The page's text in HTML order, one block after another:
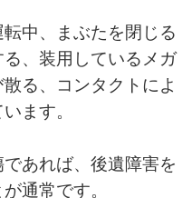
中、まぶたを閉じる
、装用しているメガ
る、コンタクトによ
ます。
あれば、後遺障害を
通常です。